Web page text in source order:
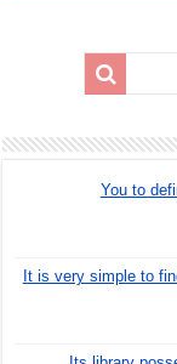
You to
It is very simple to